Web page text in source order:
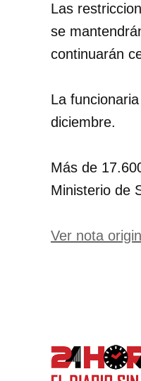
Las
se
continuarán
La
diciembre.
Más de
Ministerio de
Ver nota